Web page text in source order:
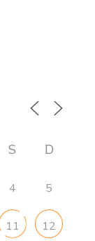
S D
4 5
11 12